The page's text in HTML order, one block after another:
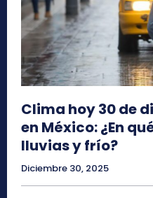
Clima hoy 30 de
en México: ¿En
lluvias y frío?
Diciembre 30, 2025